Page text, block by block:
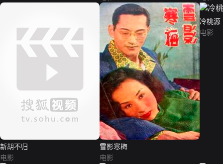
新胡不归
电影
雪影寒梅
电影
冷桃源
电影